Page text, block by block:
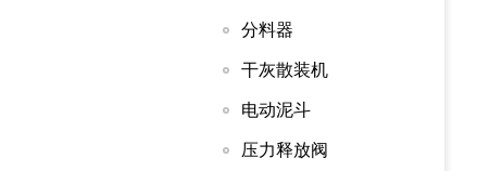
分料器
干灰散装机
电动泥斗
压力释放阀